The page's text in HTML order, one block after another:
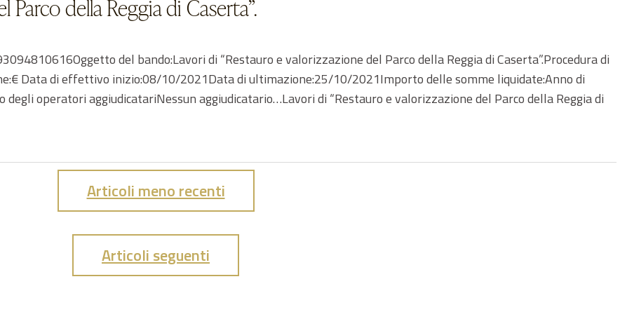
della Reggia di Caserta”.
del bando:Lavori di “Restauro e valorizzazione del Parco della Reggia di Caserta”.Procedura di
Data di effettivo inizio:08/10/2021Data di ultimazione:25/10/2021Importo delle somme liquidate:Anno di
operatori aggiudicatariNessun aggiudicatario…Lavori di “Restauro e valorizzazione del Parco della Reggia di
Articoli meno recenti
Articoli seguenti